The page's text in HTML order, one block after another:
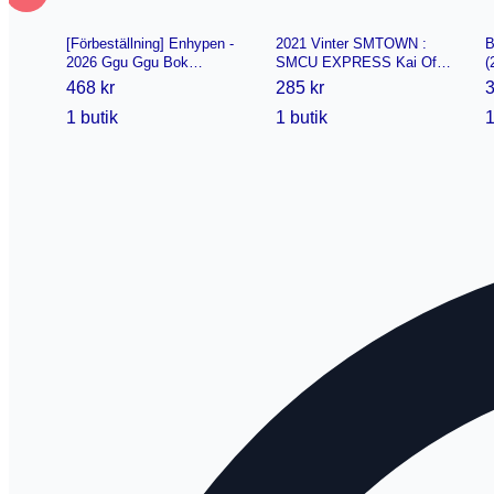
[Förbeställning] Enhypen -
2026 Ggu Ggu Bok
(Medlemsval) Jungwon
468 kr
1 butik
2021 Vinter SMTOWN :
SMCU EXPRESS Kai Of
Exo
285 kr
1 butik